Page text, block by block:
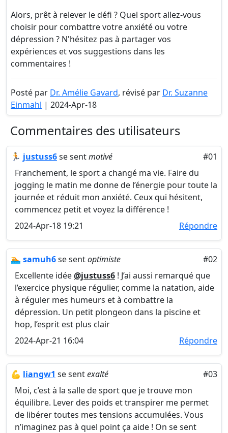
Alors, prêt à relever le défi ? Quel sport allez-vous
choisir pour combattre votre anxiété ou votre
dépression ? N'hésitez pas à partager vos
expériences et vos suggestions dans les
commentaires !
Posté par Dr. Amélie Gavard, révisé par Dr. Suzanne
Einmahl | 2024-Apr-18
Commentaires des utilisateurs
🏃 justuss6se sentmotivé
#01
Franchement, le sport a changé ma vie. Faire du
jogging le matin me donne de l’énergie pour toute la
journée et réduit mon anxiété. Ceux qui hésitent,
commencez petit et voyez la différence !
2024-Apr-18 19:21
Répondre
🏊 samuh6se sentoptimiste
#02
Excellente idée@justuss6 ! J’ai aussi remarqué que
l’exercice physique régulier, comme la natation, aide
à réguler mes humeurs et à combattre la
dépression. Un petit plongeon dans la piscine et
hop, l’esprit est plus clair
2024-Apr-21 16:04
Répondre
💪 liangw1 se sentexalté
#03
Moi, c’est à la salle de sport que je trouve mon
équilibre. Lever des poids et transpirer me permet
de libérer toutes mes tensions accumulées. Vous
n’imaginez pas à quel point ça aide ! On se sent